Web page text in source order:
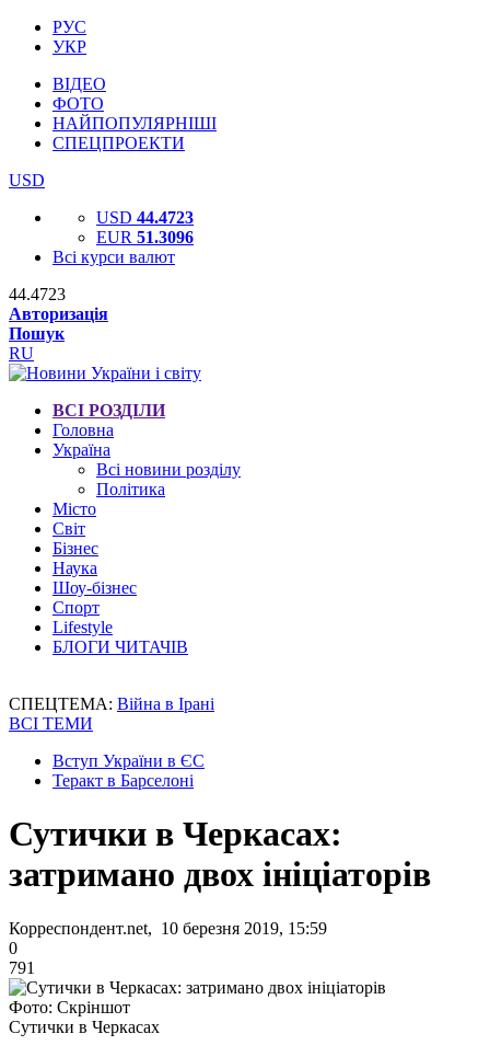
РУС
УКР
ВІДЕО
ФОТО
НАЙПОПУЛЯРНІШІ
СПЕЦПРОЕКТИ
USD
USD 44.4723
EUR 51.3096
Всі курси валют
44.4723
Авторизація
Пошук
RU
ВСІ РОЗДІЛИ
Головна
Україна
Всі новини розділу
Політика
Місто
Світ
Бізнес
Наука
Шоу-бізнес
Спорт
Lifestyle
БЛОГИ ЧИТАЧІВ
СПЕЦТЕМА: Війна в Ірані
ВСІ ТЕМИ
Вступ України в ЄС
Теракт в Барселоні
Сутички в Черкасах:
затримано двох ініціаторів
Корреспондент.net, 10 березня 2019, 15:59
0
791
Фото: Скріншот
Сутички в Черкасах